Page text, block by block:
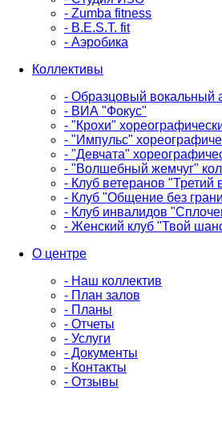
- Zumba fitness
- B.E.S.T. fit
- Аэробика
Коллективы
- Образцовый вокальный
- ВИА "Фокус"
- "Крохи"
- "Импульс"
- "Девчата"
- "Волшебный жемчуг"
- Клуб ветеранов "Третий
- Клуб "Общение без
- Клуб инвалидов
- Женский клуб "Твой
О центре
- Наш коллектив
- План залов
- Планы
- Отчеты
- Услуги
- Документы
- Контакты
- Отзывы